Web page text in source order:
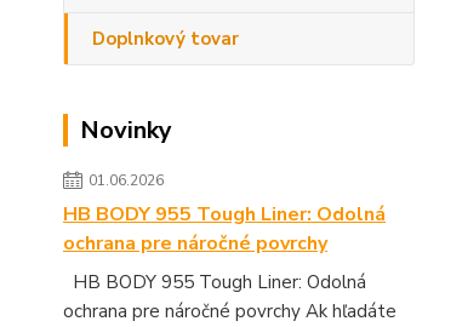
Doplnkový tovar
Novinky
01.06.2026
HB BODY 955 Tough Liner: Odolná
ochrana pre náročné povrchy
HB BODY 955 Tough Liner: Odolná
ochrana pre náročné povrchy Ak hľadáte